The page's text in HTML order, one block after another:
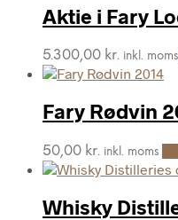
Aktie i Fary
5.300,00 kr. inkl. moms
Fary Rødvin
50,00 kr. inkl. moms
Whisky